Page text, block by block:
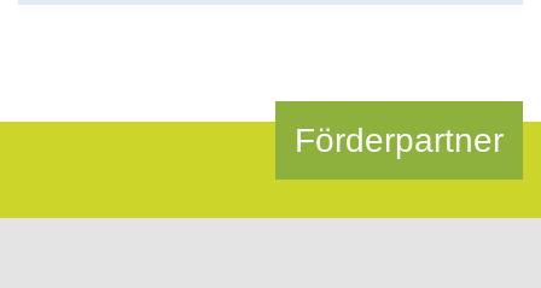
Förderpartner